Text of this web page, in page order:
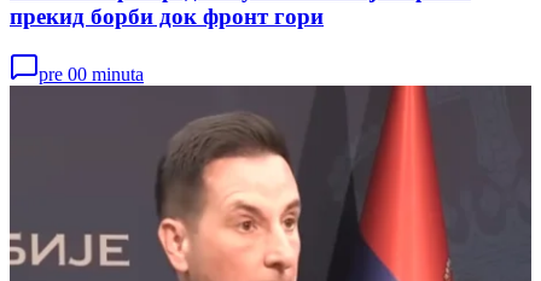
прекид борби док фронт гори
pre 00 minuta